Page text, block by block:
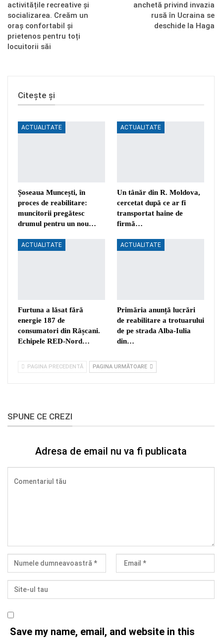
activitățile recreative și
socializarea. Creăm un
oraș confortabil și
prietenos pentru toți
locuitorii săi
anchetă privind invazia
rusă în Ucraina se
deschide la Haga
Citește și
ACTUALITATE
Șoseaua Muncești, în
proces de reabilitare:
muncitorii pregătesc
drumul pentru un nou…
ACTUALITATE
Un tânăr din R. Moldova,
cercetat după ce ar fi
transportat haine de
firmă…
ACTUALITATE
Furtuna a lăsat fără
energie 187 de
consumatori din Râșcani.
Echipele RED-Nord…
ACTUALITATE
Primăria anunță lucrări
de reabilitare a trotuarului
de pe strada Alba-Iulia
din…
PAGINA PRECEDENTĂ PAGINA URMĂTOARE
SPUNE CE CREZI
Adresa de email nu va fi publicata
Save my name, email, and website in this